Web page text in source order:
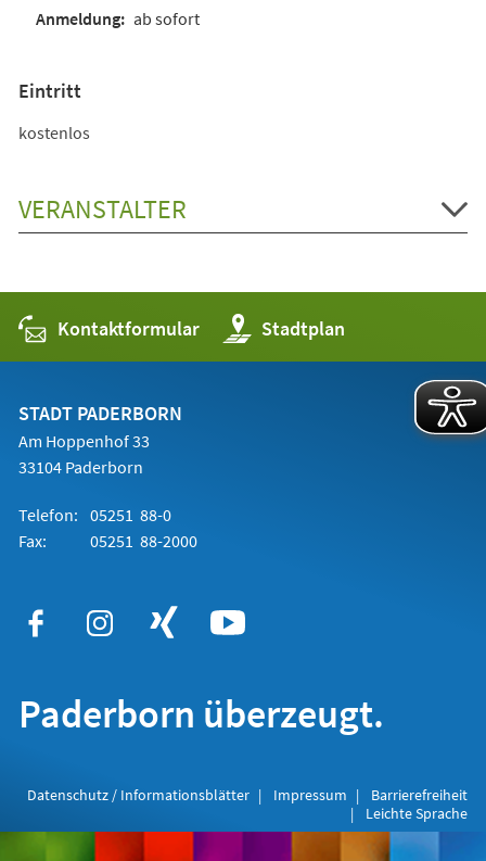
ab sofort
Eintritt
kostenlos
VERANSTALTER
Kontaktformular Stadtplan
(Öffnet
in
einem
STADT PADERBORN
Am Hoppenhof 33
33104 Paderborn
Telefon: 05251 88-0
Fax:
05251 88-2000
Paderborn überzeugt.
Datenschutz / Informationsblätter Impressum
Barrierefreiheit
Leichte Sprache